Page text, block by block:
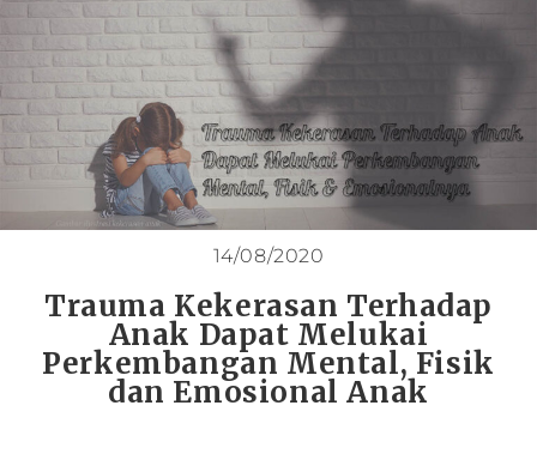
14/08/2020
Trauma Kekerasan Terhadap
Anak Dapat Melukai
Perkembangan Mental, Fisik
dan Emosional Anak